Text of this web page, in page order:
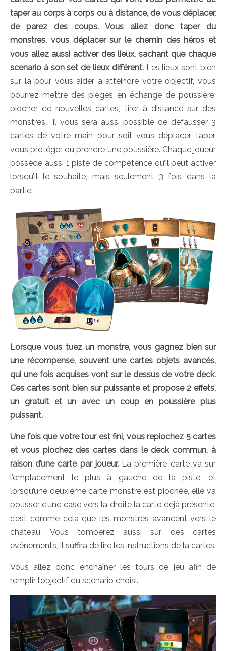
taper au corps à corps ou à distance, de vous déplacer,
de parez des coups. Vous allez donc taper du
monstres, vous déplacer sur le chemin des héros et
vous allez aussi activer des lieux, sachant que chaque
scenario à son set de lieux différent.Les lieux sont bien
sur la pour vous aider à atteindre votre objectif, vous
pourrez mettre des pièges en échange de poussière,
piocher de nouvelles cartes, tirer à distance sur des
monstres… Il vous sera aussi possible de défausser 3
cartes de votre main pour soit vous déplacer, taper,
vous protéger ou prendre une poussière. Chaque joueur
possède aussi 1 piste de compétence qu’il peut activer
lorsqu’il le souhaite, mais seulement 3 fois dans la
partie.
Lorsque vous tuez un monstre, vous gagnez bien sur
une récompense, souvent une cartes objets avancés,
qui une fois acquises vont sur le dessus de votre deck.
Ces cartes sont bien sur puissante et propose 2 effets,
un gratuit et un avec un coup en poussière plus
puissant.
Une fois que votre tour est fini, vous repiochez 5 cartes
et vous piochez des cartes dans le deck commun, à
raison d’une carte par joueur.La première carte va sur
l’emplacement le plus à gauche de la piste, et
lorsqu’une deuxième carte monstre est piochée, elle va
pousser d’une case vers la droite la carte déjà présente,
c’est comme cela que les monstres avancent vers le
château. Vous tomberez aussi sur des cartes
évènements, il suffira de lire les instructions de la cartes.
Vous allez donc enchaîner les tours de jeu afin de
remplir l’objectif du scenario choisi.